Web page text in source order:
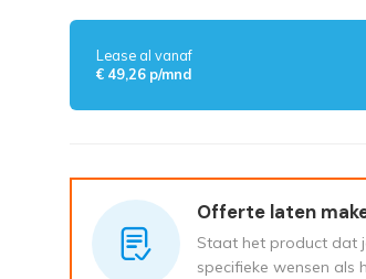
Lease al vanaf
€ 49,26 p/mnd
Offerte laten
Staat het product dat
specifieke wensen als